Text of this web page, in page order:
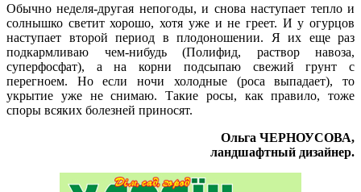
Обычно неделя-другая непогоды, и снова наступает тепло и
солнышко светит хорошо, хотя уже и не греет. И у огурцов
наступает второй период в плодоношении. Я их еще раз
подкармливаю чем-нибудь (Полифид, раствор навоза,
суперфосфат), а на корни подсыпаю свежий грунт с
перегноем. Но если ночи холодные (роса выпадает), то
укрытие уже не снимаю. Такие росы, как правило, тоже
споры всяких болезней приносят.
Ольга ЧЕРНОУСОВА,
ландшафтный дизайнер.